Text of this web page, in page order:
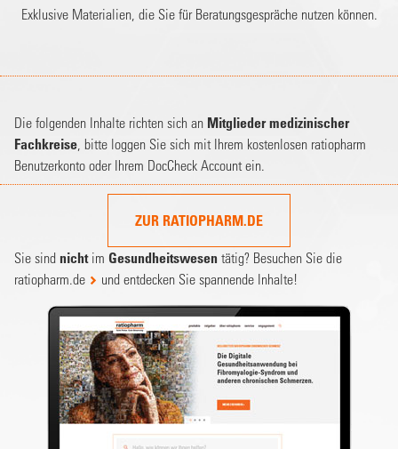
Exklusive Materialien, die Sie für Beratungsgespräche nutzen können.
Die folgenden Inhalte richten sich an Mitglieder medizinischer
Fachkreise , bitte loggen Sie sich mit Ihrem kostenlosen ratiopharm
Benutzerkonto oder Ihrem DocCheck Account ein.
Sie sind nicht im Gesundheitswesen tätig? Besuchen Sie die
ratiopharm.de
und entdecken Sie spannende Inhalte!
ZUR RATIOPHARM.DE